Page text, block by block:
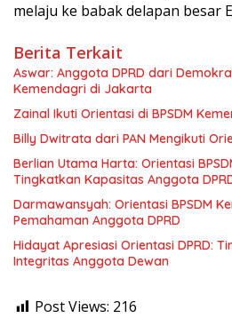
melaju ke babak delapan besar
Berita Terkait
Aswar: Anggota DPRD dari
Kemendagri di Jakarta
Zainal Ikuti Orientasi di BPSDM
Billy Dwitrata dari PAN Mengikuti
Berlian Utama Harta: Orientasi
Tingkatkan Kapasitas Anggota
Darmawansyah: Orientasi BPSDM
Pemahaman Anggota DPRD
Hidayat Apresiasi Orientasi DPRD:
Integritas Anggota Dewan
Post Views: 216